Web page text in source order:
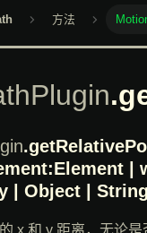
方法
|
| Object |
x 和 y 距离，无论